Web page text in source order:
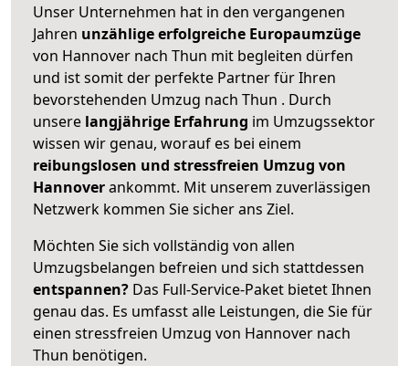
Unser Unternehmen hat in den vergangenen
Jahren unzählige erfolgreiche Europaumzüge
von Hannover nach Thun mit begleiten dürfen
und ist somit der perfekte Partner für Ihren
bevorstehenden Umzug nach Thun . Durch
unsere langjährige Erfahrung im Umzugssektor
wissen wir genau, worauf es bei einem
reibungslosen und stressfreien Umzug von
Hannoverankommt. Mit unserem zuverlässigen
Netzwerk kommen Sie sicher ans Ziel.
Möchten Sie sich vollständig von allen
Umzugsbelangen befreien und sich stattdessen
entspannen? Das Full-Service-Paket bietet Ihnen
genau das. Es umfasst alle Leistungen, die Sie für
einen stressfreien Umzug von Hannover nach
Thun benötigen.